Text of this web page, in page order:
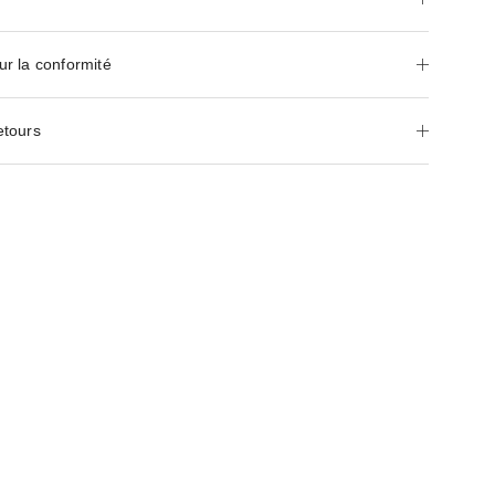
la conformité